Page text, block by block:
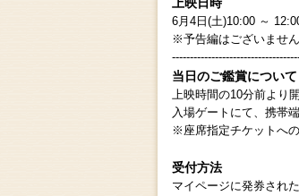
6月4日(土)10:00 ～
※予告編はございませ
当日のご鑑賞について
上映時間の10分前より
入場ゲートにて、携帯
※座席指定チケットへ
受付方法
マイページに発券され